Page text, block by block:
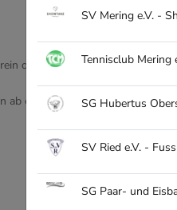
SV Mering e.V. -
Tennisclub Mering
SG Hubertus
SV Ried e.V. -
SG Paar- und
oder deinen Ort!
ab einem Artikel!